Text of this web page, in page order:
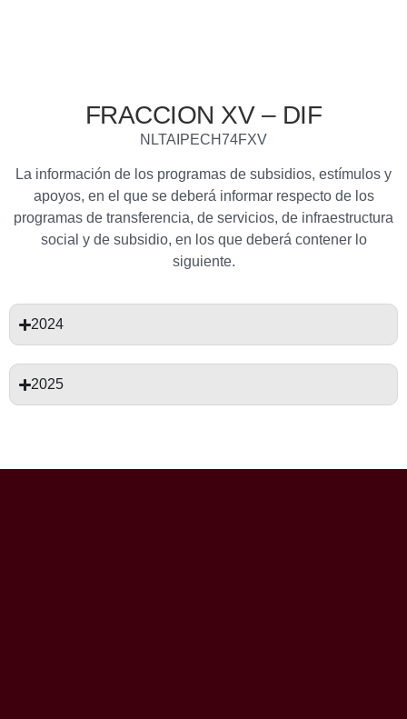
FRACCION XV – DIF
NLTAIPECH74FXV
La información de los programas de subsidios, estímulos y
apoyos, en el que se deberá informar respecto de los
programas de transferencia, de servicios, de infraestructura
social y de subsidio, en los que deberá contener lo
siguiente.
2024
2025